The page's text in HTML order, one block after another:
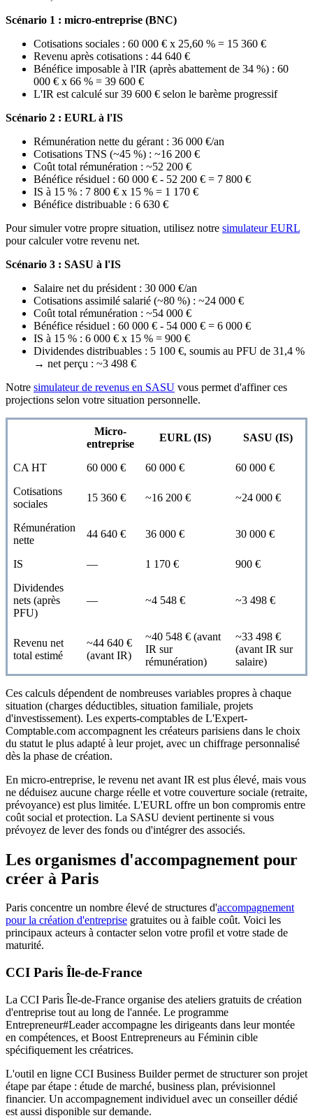
Scénario 1 : micro-entreprise (BNC)
Cotisations sociales : 60 000 € x 25,60 % = 15 360 €
Revenu après cotisations : 44 640 €
Bénéfice imposable à l'IR (après abattement de 34 %) : 60
000 € x 66 % = 39 600 €
L'IR est calculé sur 39 600 € selon le barème progressif
Scénario 2 : EURL à l'IS
Rémunération nette du gérant : 36 000 €/an
Cotisations TNS (~45 %) : ~16 200 €
Coût total rémunération : ~52 200 €
Bénéfice résiduel : 60 000 € - 52 200 € = 7 800 €
IS à 15 % : 7 800 € x 15 % = 1 170 €
Bénéfice distribuable : 6 630 €
Pour simuler votre propre situation, utilisez notre simulateur EURL
pour calculer votre revenu net.
Scénario 3 : SASU à l'IS
Salaire net du président : 30 000 €/an
Cotisations assimilé salarié (~80 %) : ~24 000 €
Coût total rémunération : ~54 000 €
Bénéfice résiduel : 60 000 € - 54 000 € = 6 000 €
IS à 15 % : 6 000 € x 15 % = 900 €
Dividendes distribuables : 5 100 €, soumis au PFU de 31,4 %
→ net perçu : ~3 498 €
Notre simulateur de revenus en SASU vous permet d'affiner ces
projections selon votre situation personnelle.
Micro-
entreprise
EURL (IS) SASU (IS)
CA HT 60 000 € 60 000 €
60 000 €
Cotisations
sociales
15 360 € ~16 200 € ~24 000 €
Rémunération
nette
44 640 € 36 000 € 30 000 €
IS — 1 170 €
900 €
Dividendes
nets (après
PFU)
— ~4 548 € ~3 498 €
Revenu net
total estimé
~44 640 €
(avant IR)
~40 548 € (avant
IR sur
rémunération)
~33 498 €
(avant IR sur
salaire)
Ces calculs dépendent de nombreuses variables propres à chaque
situation (charges déductibles, situation familiale, projets
d'investissement). Les experts-comptables de L'Expert-
Comptable.com accompagnent les créateurs parisiens dans le choix
du statut le plus adapté à leur projet, avec un chiffrage personnalisé
dès la phase de création.
En micro-entreprise, le revenu net avant IR est plus élevé, mais vous
ne déduisez aucune charge réelle et votre couverture sociale (retraite,
prévoyance) est plus limitée. L'EURL offre un bon compromis entre
coût social et protection. La SASU devient pertinente si vous
prévoyez de lever des fonds ou d'intégrer des associés.
Les organismes d'accompagnement pour
créer à Paris
Paris concentre un nombre élevé de structures d'accompagnement
pour la création d'entreprise gratuites ou à faible coût. Voici les
principaux acteurs à contacter selon votre profil et votre stade de
maturité.
CCI Paris Île-de-France
La CCI Paris Île-de-France organise des ateliers gratuits de création
d'entreprise tout au long de l'année. Le programme
Entrepreneur#Leader accompagne les dirigeants dans leur montée
en compétences, et Boost Entrepreneurs au Féminin cible
spécifiquement les créatrices.
L'outil en ligne CCI Business Builder permet de structurer son projet
étape par étape : étude de marché, business plan, prévisionnel
financier. Un accompagnement individuel avec un conseiller dédié
est aussi disponible sur demande.